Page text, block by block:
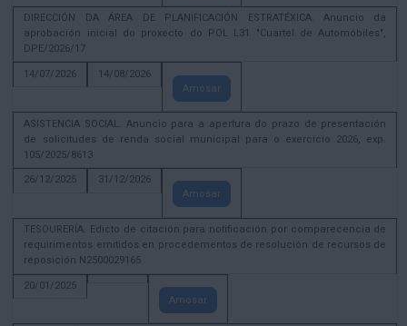
DIRECCIÓN DA ÁREA DE PLANIFICACIÓN ESTRATÉXICA. Anuncio da
aprobación inicial do proxecto do POL L31 "Cuartel de Automóbiles",
DPE/2026/17
14/07/2026
14/08/2026
Amosar
ASISTENCIA SOCIAL. Anuncio para a apertura do prazo de presentación
de solicitudes de renda social municipal para o exercicio 2026, exp.
105/2025/8613
26/12/2025
31/12/2026
Amosar
TESOURERÍA. Edicto de citación para notificación por comparecencia de
requirimentos emitidos en procedementos de resolución de recursos de
reposición N2500029165
20/01/2025
Amosar